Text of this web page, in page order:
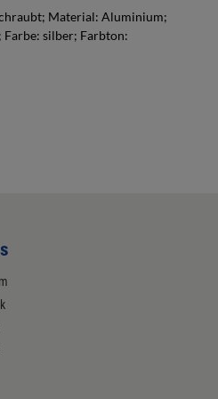
Material: Aluminium;
silber; Farbton: